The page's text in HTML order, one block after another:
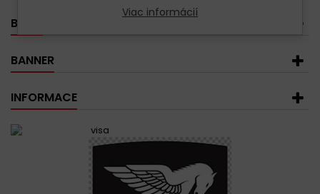
BUELL
BANNER
INFORMACE
Viac informácií